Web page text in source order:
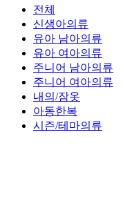
전체
신생아의류
유아 남아의류
유아 여아의류
주니어 남아의류
주니어 여아의류
내의/잠옷
아동한복
시즌/테마의류